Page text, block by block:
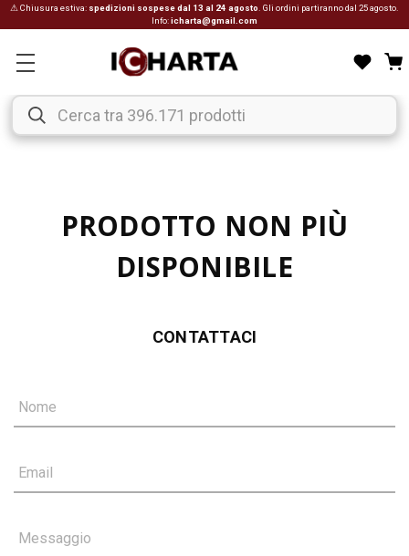
⚠ Chiusura estiva: spedizioni sospese dal 13 al 24 agosto . Gli ordini partiranno dal 25 agosto.
Info:icharta@gmail.com
PRODOTTO NON PIÙ
DISPONIBILE
CONTATTACI
Nome
Email
Messaggio